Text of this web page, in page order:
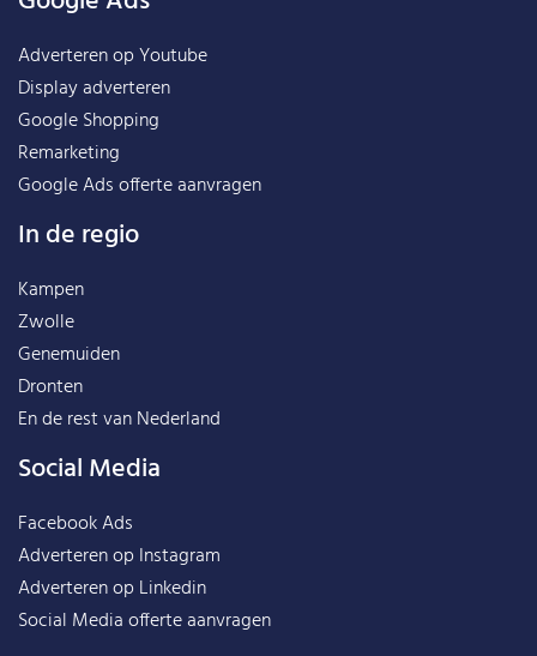
Adverteren op Youtube
Display adverteren
Google Shopping
Remarketing
Google Ads offerte aanvragen
In de regio
Kampen
Zwolle
Genemuiden
Dronten
En de rest vanNederland
Social Media
Facebook Ads
Adverteren op Instagram
Adverteren op Linkedin
Social Media offerte aanvragen